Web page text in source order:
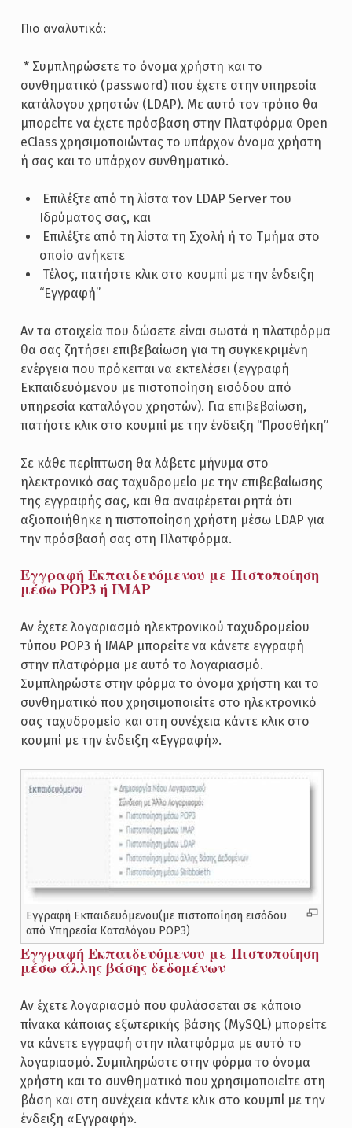
Πιο αναλυτικά:
­ * Συμπληρώσετε το όνομα χρήστη και το
συνθηματικό (password) που έχετε στην υπηρεσία
κατάλογου χρηστών (LDAP). Με αυτό τον τρόπο θα
μπορείτε να έχετε πρόσβαση στην Πλατφόρμα Open
eClass χρησιμοποιώντας το υπάρχον όνομα χρήστη
ή σας και το υπάρχον συνθηματικό.
­ Επιλέξτε από τη λίστα τον LDAP Server του
Ιδρύματος σας, και
­ Επιλέξτε από τη λίστα τη Σχολή ή το Τμήμα στο
οποίο ανήκετε
­ Τέλος, πατήστε κλικ στο κουμπί με την ένδειξη
“Εγγραφή”
Αν τα στοιχεία που δώσετε είναι σωστά η πλατφόρμα
θα σας ζητήσει επιβεβαίωση για τη συγκεκριμένη
ενέργεια που πρόκειται να εκτελέσει (εγγραφή
Εκπαιδευόμενου με πιστοποίηση εισόδου από
υπηρεσία καταλόγου χρηστών). Για επιβεβαίωση,
πατήστε κλικ στο κουμπί με την ένδειξη “Προσθήκη”
Σε κάθε περίπτωση θα λάβετε μήνυμα στο
ηλεκτρονικό σας ταχυδρομείο με την επιβεβαίωσης
της εγγραφής σας, και θα αναφέρεται ρητά ότι
αξιοποιήθηκε η πιστοποίηση χρήστη μέσω LDAP για
την πρόσβασή σας στη Πλατφόρμα.
Εγγραφή Εκπαιδευόμενου με Πιστοποίηση
μέσω POP3 ή ΙΜΑΡ
Αν έχετε λογαριασμό ηλεκτρονικού ταχυδρομείου
τύπου POP3 ή IMAP μπορείτε να κάνετε εγγραφή
στην πλατφόρμα με αυτό το λογαριασμό.
Συμπληρώστε στην φόρμα το όνομα χρήστη και το
συνθηματικό που χρησιμοποιείτε στο ηλεκτρονικό
σας ταχυδρομείο και στη συνέχεια κάντε κλικ στο
κουμπί με την ένδειξη «Εγγραφή».
Εγγραφή Εκπαιδευόμενου(με πιστοποίηση εισόδου
από Υπηρεσία Καταλόγου POP3)
Εγγραφή Εκπαιδευόμενου με Πιστοποίηση
μέσω άλλης βάσης δεδομένων
Αν έχετε λογαριασμό που φυλάσσεται σε κάποιο
πίνακα κάποιας εξωτερικής βάσης (MySQL) μπορείτε
να κάνετε εγγραφή στην πλατφόρμα με αυτό το
λογαριασμό. Συμπληρώστε στην φόρμα το όνομα
χρήστη και το συνθηματικό που χρησιμοποιείτε στη
βάση και στη συνέχεια κάντε κλικ στο κουμπί με την
ένδειξη «Εγγραφή».